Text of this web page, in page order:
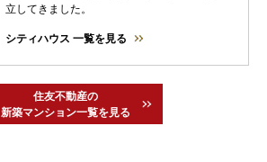
立してきました。
シティハウス 一覧を見る
住友不動産の
新築マンション一覧を見る